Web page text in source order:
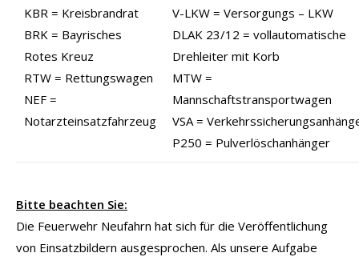
KBR = Kreisbrandrat
BRK = Bayrisches
Rotes Kreuz
RTW = Rettungswagen
NEF =
Notarzteinsatzfahrzeug
V-LKW = Versorgungs – LKW
DLAK 23/12 = vollautomatische
Drehleiter mit Korb
MTW =
Mannschaftstransportwagen
VSA =
P250 = Pulverlöschanhänger
Bitte beachten Sie:
Die Feuerwehr Neufahrn hat sich für die Veröffentlichung
von Einsatzbildern ausgesprochen. Als unsere Aufgabe